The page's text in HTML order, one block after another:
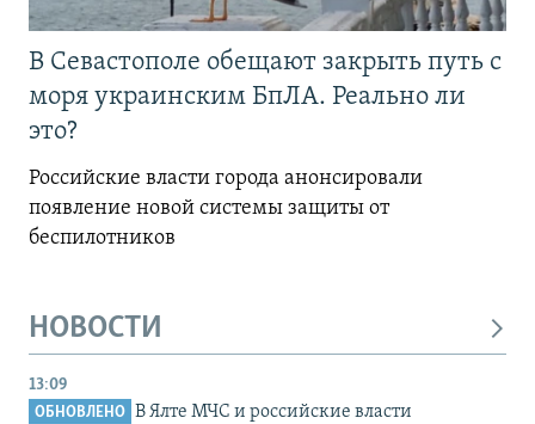
В Севастополе обещают закрыть путь с
моря украинским БпЛА. Реально ли
это?
Российские власти города анонсировали
появление новой системы защиты от
беспилотников
НОВОСТИ
13:09
ОБНОВЛЕНО
В Ялте МЧС и российские власти